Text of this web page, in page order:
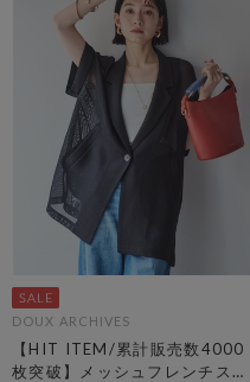
DOUX ARCHIVES
【HIT ITEM/累計販売数4000
枚突破】メッシュフレンチスリ